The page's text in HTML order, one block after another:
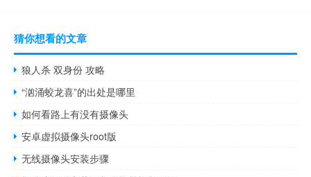
猜你想看的文章
狼人杀 双身份 攻略
“汹涌蛟龙喜”的出处是哪里
如何看路上有没有摄像头
安卓虚拟摄像头root版
无线摄像头安装步骤